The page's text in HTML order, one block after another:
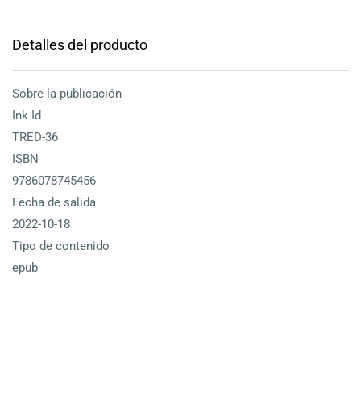
Detalles del producto
Sobre la publicación
Ink Id
TRED-36
ISBN
9786078745456
Fecha de salida
2022-10-18
Tipo de contenido
epub